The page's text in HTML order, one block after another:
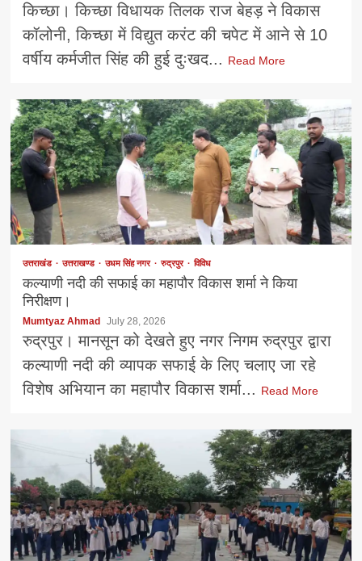
किच्छा। किच्छा विधायक तिलक राज बेहड़ ने विकास
कॉलोनी, किच्छा में विद्युत करंट की चपेट में आने से 10
वर्षीय कर्मजीत सिंह की हुई दुःखद... Read More
उत्तराखंड उत्तराखण्ड उधम सिंह नगर रुद्रपुर विविध
कल्याणी नदी की सफाई का महापौर विकास शर्मा ने किया
निरीक्षण।
Mumtyaz Ahmad July 28, 2026
रुद्रपुर। मानसून को देखते हुए नगर निगम रुद्रपुर द्वारा
कल्याणी नदी की व्यापक सफाई के लिए चलाए जा रहे
विशेष अभियान का महापौर विकास शर्मा... Read More